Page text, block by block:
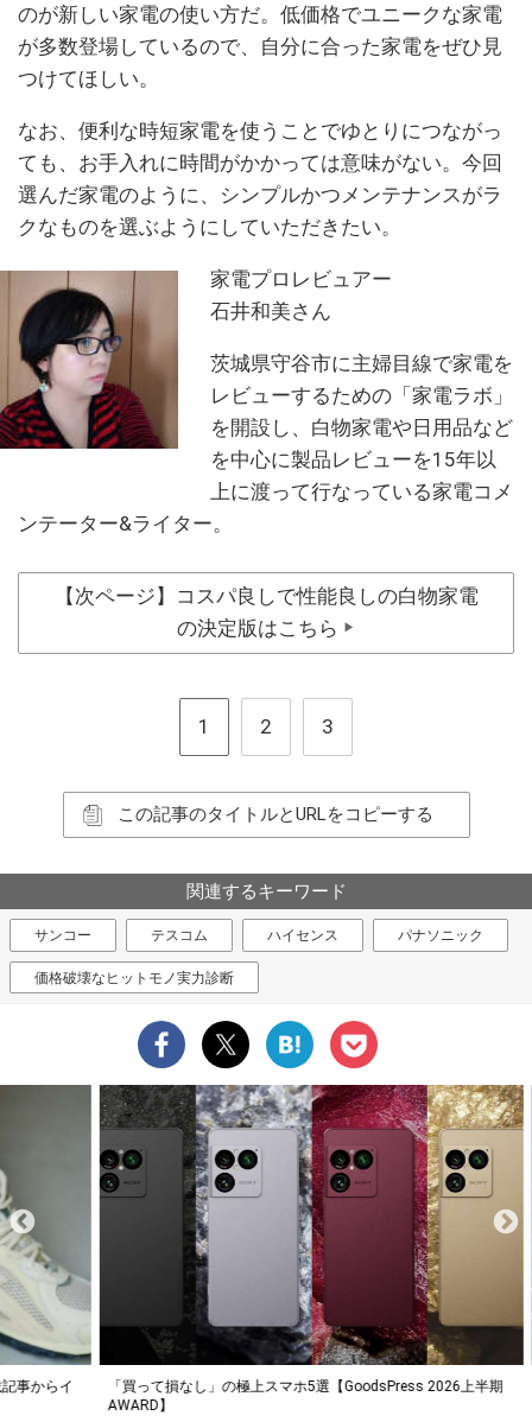
のが新しい家電の使い方だ。低価格でユニークな家電
が多数登場しているので、自分に合った家電をぜひ見
つけてほしい。
なお、便利な時短家電を使うことでゆとりにつながっ
ても、お手入れに時間がかかっては意味がない。今回
選んだ家電のように、シンプルかつメンテナンスがラ
クなものを選ぶようにしていただきたい。
家電プロレビュアー
石井和美さん
茨城県守谷市に主婦目線で家電を
レビューするための「家電ラボ」
を開設し、白物家電や日用品など
を中心に製品レビューを15年以
上に渡って行なっている家電コメ
ンテーター&ライター。
【次ページ】コスパ良しで性能良しの白物家電
の決定版はこちら
▶
1 2 3
この記事のタイトルとURLをコピーする
関連するキーワード
サンコー テスコム ハイセンス パナソニック
価格破壊なヒットモノ実力診断
イ
「買って損なし」の極上スマホ5選【GoodsPress 2026上半期
AWARD】
薄着